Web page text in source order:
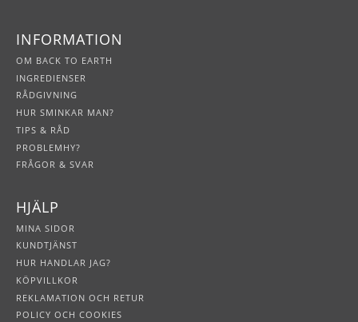
INFORMATION
OM BACK TO EARTH
INGREDIENSER
RÅDGIVNING
HUR SMINKAR MAN?
TIPS & RÅD
PROBLEMHY?
FRÅGOR & SVAR
HJÄLP
MINA SIDOR
KUNDTJÄNST
HUR HANDLAR JAG?
KÖPVILLKOR
REKLAMATION OCH RETUR
POLICY OCH COOKIES